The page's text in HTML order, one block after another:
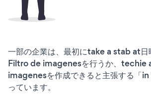
一部の企業は、最初にtake a stab at日
Filtro de imagenesを行うか、techie
imagenesを作成できると主張する「
っています。